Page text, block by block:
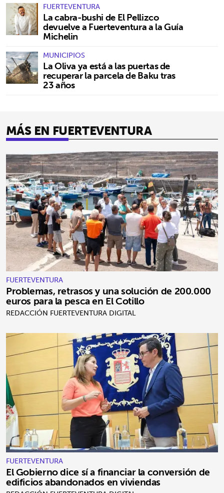
FUERTEVENTURA
La cabra-bushi de El Pellizco
devuelve a Fuerteventura a la Guía
Michelin
MUNICIPIOS
La Oliva ya está a las puertas de
recuperar la parcela de Baku tras
23 años
MÁS EN FUERTEVENTURA
FUERTEVENTURA
Problemas, retrasos y una solución de 200.000
euros para la pesca en El Cotillo
REDACCIÓN FUERTEVENTURA DIGITAL
FUERTEVENTURA
El Gobierno dice sí a financiar la conversión de
edificios abandonados en viviendas